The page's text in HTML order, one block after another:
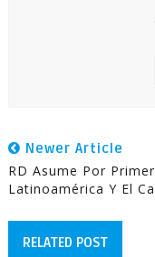
Newer Article
RD Asume Por
Latinoamérica Y El
RELATED POST